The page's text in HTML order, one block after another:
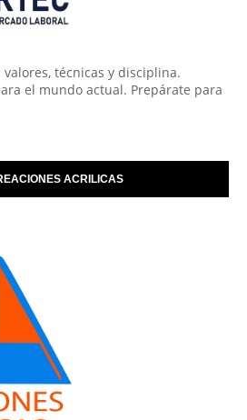
técnicas y disciplina.
el mundo actual. Prepárate para
ACRILICAS